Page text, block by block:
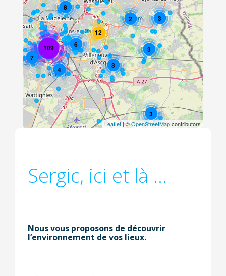
3
2
3
8
4
6
7
3
109
8
12
Leaflet| ©OpenStreetMapcontributors
Sergic, ici et là ...
Nous vous proposons de découvrir
l’environnement de vos lieux.